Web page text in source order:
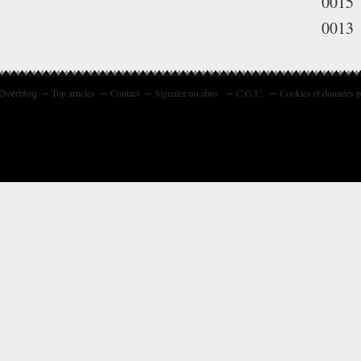
0013
Top articles Contact Signaler un abus C.G.U. Cookies et données